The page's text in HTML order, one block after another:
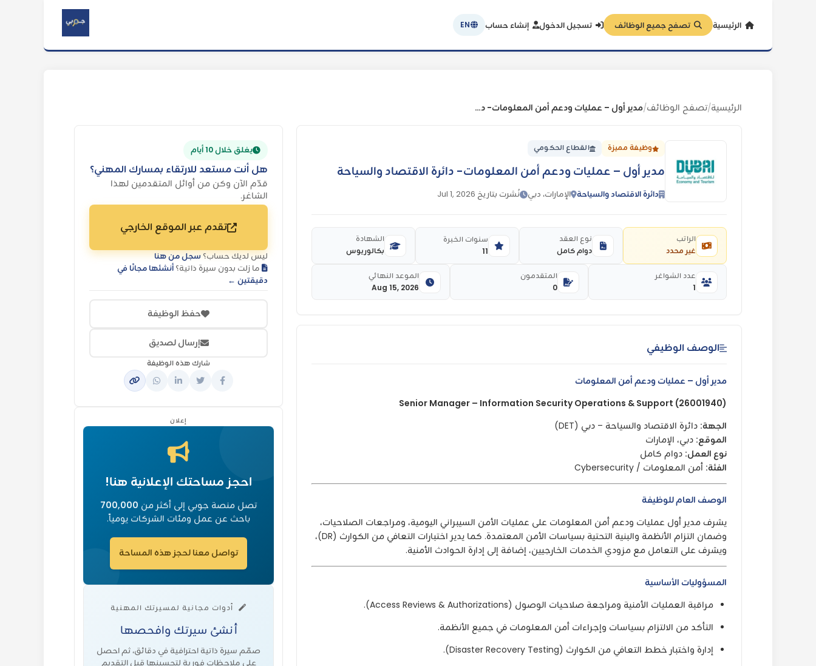
الرئيسية تصفح جميع الوظائف تسجيل الدخول إنشاء حساب EN
الرئيسية/تصفح الوظائف/ مدير أول – عمليات ودعم أمن المعلومات- دائرة الاقتصاد والسياحة
وظيفة مميزة القطاع الحكومي
مدير أول – عمليات ودعم أمن المعلومات- دائرة الاقتصاد والسياحة
دائرة الاقتصاد والسياحة الإمارات، دبي نُشرت بتاريخ Jul 1, 2026
غير محدد
الراتب
دوام كامل
نوع العقد
11
سنوات الخبرة
بكالوريوس
الشهادة
1
عدد الشواغر
0
المتقدمون
Aug 15, 2026
الموعد النهائي
يغلق خلال 10 أيام
هل أنت مستعد للارتقاء بمسارك المهني؟
قدّم الآن وكن من أوائل المتقدمين لهذا
الشاغر.
تقدم عبر الموقع الخارجي
ليس لديك حساب؟سجل من هنا
ما زلت بدون سيرة ذاتية؟ أنشئها مجانًا في
دقيقتين ←
حفظ الوظيفة
إرسال لصديق
شارك هذه الوظيفة
إعلان
احجز مساحتك الإعلانية هنا!
تصل منصة جوبي إلى أكثر من 700,000
باحث عن عمل ومئات الشركات يومياً.
تواصل معنا لحجز هذه المساحة
أدوات مجانية لمسيرتك المهنية
أنشئ سيرتك وافحصها
صمّم سيرة ذاتية احترافية في دقائق، ثم احصل
على ملاحظات فورية لتحسينها قبل التقديم
الوصف الوظيفي
مدير أول – عمليات ودعم أمن المعلومات
Senior Manager – Information Security Operations & Support (26001940)
الجهة: دائرة الاقتصاد والسياحة – دبي (DET)
الموقع: دبي، الإمارات
نوع العمل: دوام كامل
الفئة: أمن المعلومات / Cybersecurity
الوصف العام للوظيفة
يشرف مدير أول عمليات ودعم أمن المعلومات على عمليات الأمن السيبراني اليومية، ومراجعات الصلاحيات،
وضمان التزام الأنظمة والبنية التحتية بسياسات الأمن المعتمدة. كما يدير اختبارات التعافي من الكوارث (DR)،
ويشرف على التعامل مع مزودي الخدمات الخارجيين، إضافة إلى إدارة الحوادث الأمنية.
المسؤوليات الأساسية
مراقبة العمليات الأمنية ومراجعة صلاحيات الوصول (Access Reviews & Authorizations).
التأكد من الالتزام بسياسات وإجراءات أمن المعلومات في جميع الأنظمة.
إدارة واختبار خطط التعافي من الكوارث (Disaster Recovery Testing).